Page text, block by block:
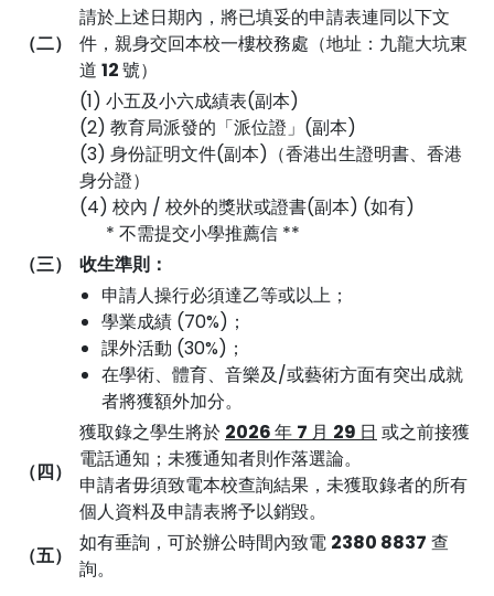
（二）
請於上述日期內，將已填妥的申請表連同以下文
件，親身交回本校一樓校務處（地址：九龍大坑東
道 12號）
(1) 小五及小六成績表(副本)
(2) 教育局派發的「派位證」(副本)
(3) 身份証明文件(副本)（香港出生證明書、香港
身分證）
(4) 校內 / 校外的獎狀或證書(副本) (如有)
* 不需提交小學推薦信 **
（三）
收生準則：
申請人操行必須達乙等或以上；
學業成績 (70%)；
課外活動 (30%)；
在學術、體育、音樂及/或藝術方面有突出成就
者將獲額外加分。
（四）
獲取錄之學生將於 2026年 7 月 29 日 或之前接獲
電話通知；未獲通知者則作落選論。
申請者毋須致電本校查詢結果，未獲取錄者的所有
個人資料及申請表將予以銷毀。
（五）
如有垂詢，可於辦公時間內致電 2380 8837 查
詢。